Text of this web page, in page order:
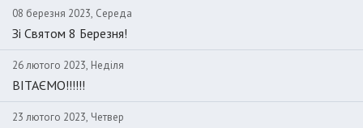
08 березня 2023, Середа
Зі Святом 8 Березня!
26 лютого 2023, Неділя
ВІТАЄМО!!!!!!
23 лютого 2023, Четвер